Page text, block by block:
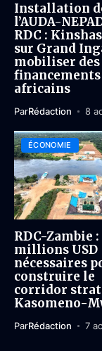
Installation
l’AUDA-
RDC :
sur Grand
mobiliser des
financements
africains
ParRédaction 8
ÉCONOMIE
RDC-Zambie :
millions USD
nécessaires
construire le
corridor
Kasomeno-
ParRédaction 7